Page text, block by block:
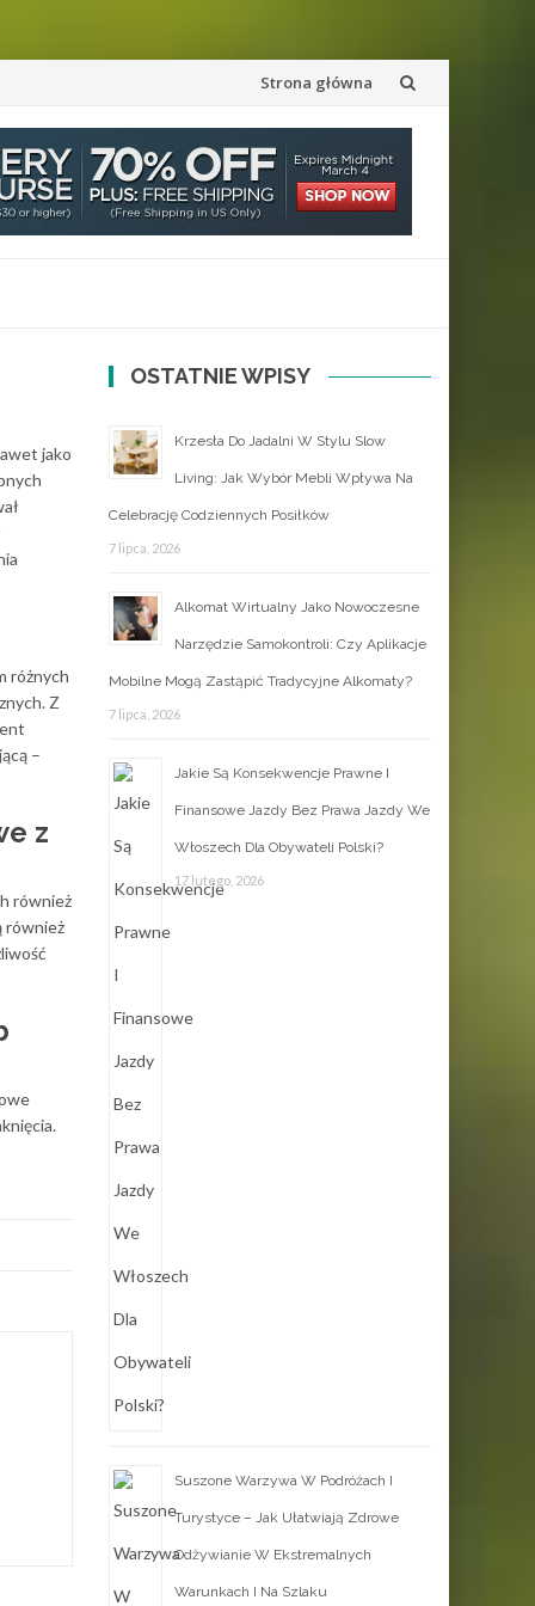
Przejdź
do
treści
Strona główna
jako
różnych
Z
–
z
również
również
OSTATNIE WPISY
Krzesła Do Jadalni W Stylu Slow
Living: Jak Wybór Mebli Wpływa Na
Celebrację Codziennych Posiłków
7 lipca, 2026
Alkomat Wirtualny Jako Nowoczesne
Narzędzie Samokontroli: Czy Aplikacje
Mobilne Mogą Zastąpić Tradycyjne Alkomaty?
7 lipca, 2026
Jakie Są Konsekwencje Prawne I
Finansowe Jazdy Bez Prawa Jazdy We
Włoszech Dla Obywateli Polski?
17 lutego, 2026
Suszone Warzywa W Podróżach I
Turystyce – Jak Ułatwiają Zdrowe
Odżywianie W Ekstremalnych
Warunkach I Na Szlaku